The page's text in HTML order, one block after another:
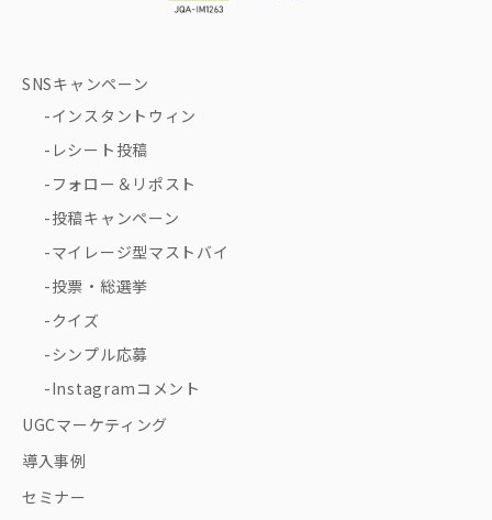
SNSキャンペーン
インスタントウィン
レシート投稿
フォロー＆リポスト
投稿キャンペーン
マイレージ型マストバイ
投票・総選挙
クイズ
シンプル応募
Instagramコメント
UGCマーケティング
導入事例
セミナー